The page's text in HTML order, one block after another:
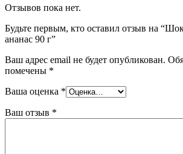
Отзывов пока нет.
Будьте первым, кто оставил отзыв на
ананас 90 г”
Ваш адрес email не будет опубликован.
помечены *
Ваша оценка *
Ваш отзыв *